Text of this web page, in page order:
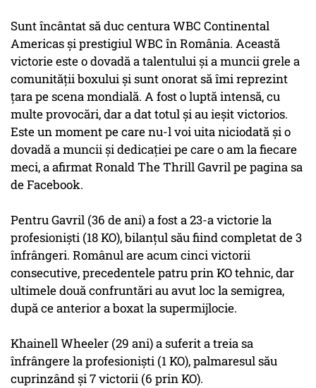
Sunt încântat să duc centura WBC Continental
Americas şi prestigiul WBC în România. Această
victorie este o dovadă a talentului şi a muncii grele a
comunităţii boxului şi sunt onorat să îmi reprezint
ţara pe scena mondială. A fost o luptă intensă, cu
multe provocări, dar a dat totul şi au ieşit victorios.
Este un moment pe care nu-l voi uita niciodată şi o
dovadă a muncii şi dedicaţiei pe care o am la fiecare
meci, a afirmat Ronald The Thrill Gavril pe pagina sa
de Facebook.
Pentru Gavril (36 de ani) a fost a 23-a victorie la
profesionişti (18 KO), bilanţul său fiind completat de 3
înfrângeri. Românul are acum cinci victorii
consecutive, precedentele patru prin KO tehnic, dar
ultimele două confruntări au avut loc la semigrea,
după ce anterior a boxat la supermijlocie.
Khainell Wheeler (29 ani) a suferit a treia sa
înfrângere la profesionişti (1 KO), palmaresul său
cuprinzând şi 7 victorii (6 prin KO).